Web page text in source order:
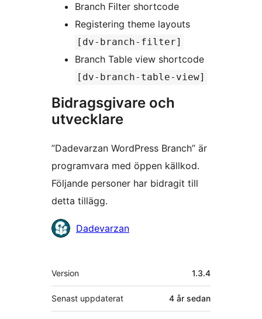
Branch Filter shortcode
Registering theme layouts
[dv-branch-filter]
Branch Table view shortcode
[dv-branch-table-view]
Bidragsgivare och
utvecklare
”Dadevarzan WordPress Branch” är
programvara med öppen källkod.
Följande personer har bidragit till
detta tillägg.
BidragandeDadevarzan
Meta
Version 1.3.4
Senast uppdaterat 4 år sedan